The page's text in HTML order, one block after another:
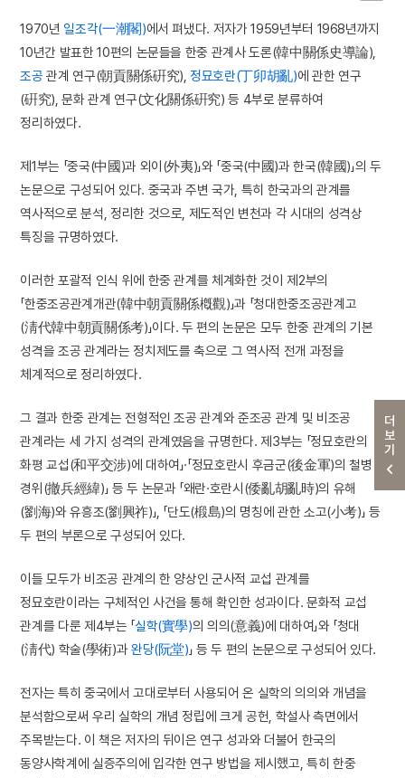
더보기
1970년 일조각(一潮閣)에서 펴냈다. 저자가 1959년부터 1968년까지
10년간 발표한 10편의 논문들을 한중 관계사 도론(韓中關係史導論),
조공 관계 연구(朝貢關係硏究), 정묘호란(丁卯胡亂)에 관한 연구
(硏究), 문화 관계 연구(文化關係硏究) 등 4부로 분류하여
정리하였다.
제1부는 「중국(中國)과 외이(外夷)」와 「중국(中國)과 한국(韓國)」의 두
논문으로 구성되어 있다. 중국과 주변 국가, 특히 한국과의 관계를
역사적으로 분석, 정리한 것으로, 제도적인 변천과 각 시대의 성격상
특징을 규명하였다.
이러한 포괄적 인식 위에 한중 관계를 체계화한 것이 제2부의
「한중조공관계개관(韓中朝貢關係槪觀)」과 「청대한중조공관계고
(淸代韓中朝貢關係考)」이다. 두 편의 논문은 모두 한중 관계의 기본
성격을 조공 관계라는 정치제도를 축으로 그 역사적 전개 과정을
체계적으로 정리하였다.
그 결과 한중 관계는 전형적인 조공 관계와 준조공 관계 및 비조공
관계라는 세 가지 성격의 관계였음을 규명한다. 제3부는 「정묘호란의
화평 교섭(和平交涉)에 대하여」·「정묘호란시 후금군(後金軍)의 철병
경위(撤兵經緯)」 등 두 논문과 「왜란·호란시(倭亂胡亂時)의 유해
(劉海)와 유흥조(劉興祚)」, 「단도(椴島)의 명칭에 관한 소고(小考)」 등
두 편의 부론으로 구성되어 있다.
이들 모두가 비조공 관계의 한 양상인 군사적 교섭 관계를
정묘호란이라는 구체적인 사건을 통해 확인한 성과이다. 문화적 교섭
관계를 다룬 제4부는 「실학(實學)의 의의(意義)에 대하여」와 「청대
(淸代) 학술(學術)과완당(阮堂)」 등 두 편의 논문으로 구성되어 있다.
전자는 특히 중국에서 고대로부터 사용되어 온 실학의 의의와 개념을
분석함으로써 우리 실학의 개념 정립에 크게 공헌, 학설사 측면에서
주목받는다. 이 책은 저자의 뒤이은 연구 성과와 더불어 한국의
동양사학계에 실증주의에 입각한 연구 방법을 제시했고, 특히 한중